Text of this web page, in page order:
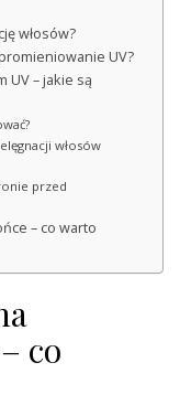
włosów?
UV?
UV – jakie są
włosów
przed
– co warto
co